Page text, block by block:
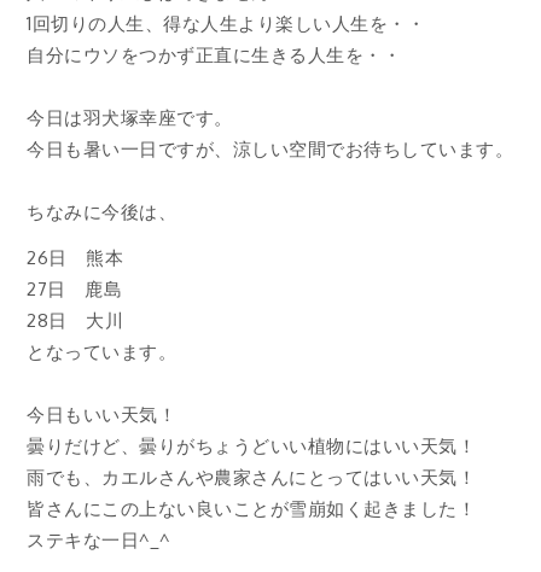
1回切りの人生、得な人生より楽しい人生を・・
自分にウソをつかず正直に生きる人生を・・
今日は羽犬塚幸座です。
今日も暑い一日ですが、涼しい空間でお待ちしています。
ちなみに今後は、
26日 熊本
27日 鹿島
28日 大川
となっています。
今日もいい天気！
曇りだけど、曇りがちょうどいい植物にはいい天気！
雨でも、カエルさんや農家さんにとってはいい天気！
皆さんにこの上ない良いことが雪崩如く起きました！
ステキな一日^_^